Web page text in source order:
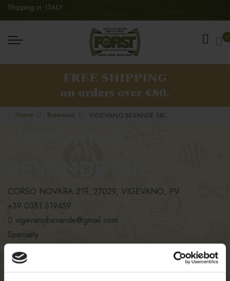
Shipping in: ITALY
0
FREE SHIPPING
on orders over €80.
Home Breweries VIGEVANO BEVANDE SRL
CORSO NOVARA 219, 27029, VIGEVANO, PV
+39 0381 319459
vigevanobevande@gmail.com
Specialty
VIGEVANO BEVANDE SRL
Restaurant hours